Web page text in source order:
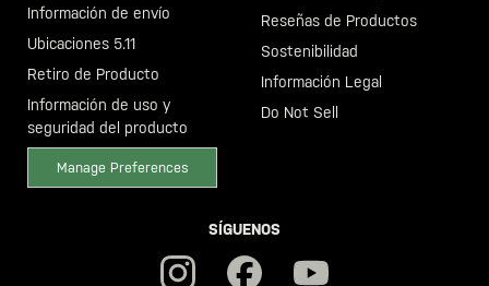
Información de envío
Ubicaciones 5.11
Retiro de Producto
Información de uso y
seguridad del producto
Manage Preferences
Reseñas de Productos
Sostenibilidad
Información Legal
Do Not Sell
SÍGUENOS